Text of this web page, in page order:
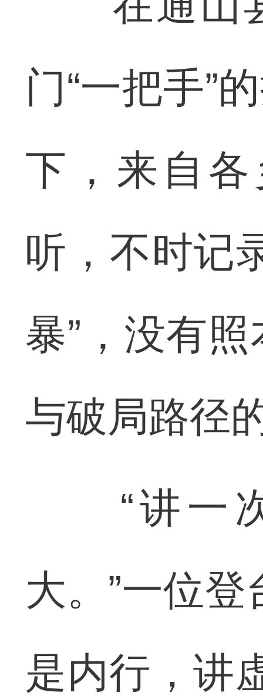
门“一把手”
下，来自
听，不时记
暴”，没有
与破局路径
“讲一次
大。”一位
是内行，讲